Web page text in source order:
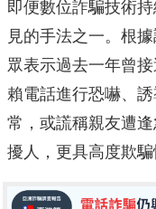
即便數位詐騙技術
見的手法之一。根
眾表示過去一年曾
賴電話進行恐嚇、
常，或謊稱親友遭
擾人，更具高度欺騙